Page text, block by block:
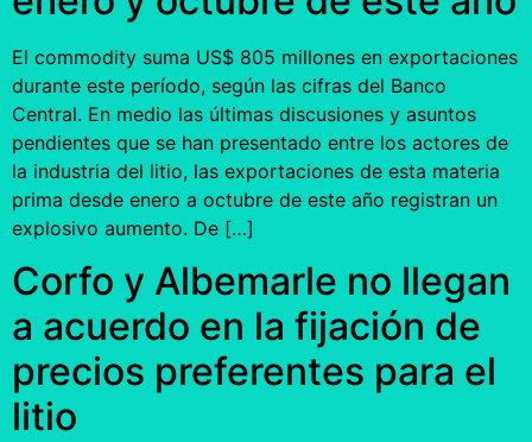
El commodity suma US$ 805 millones en exportaciones
durante este período, según las cifras del Banco
Central. En medio las últimas discusiones y asuntos
pendientes que se han presentado entre los actores de
la industria del litio, las exportaciones de esta materia
prima desde enero a octubre de este año registran un
explosivo aumento. De […]
Corfo y Albemarle no llegan
a acuerdo en la fijación de
precios preferentes para el
litio